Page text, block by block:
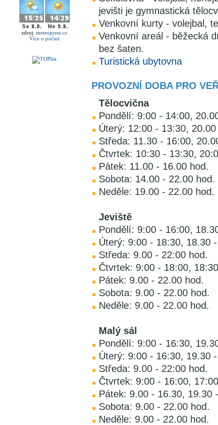
zdroj: meteopress.cz
Více o počasí
jevišti je gymnastická
Venkovní kurty - volejbal,
Venkovní areál - běžecká
bez šaten.
Turistická ubytovna
PROVOZNÍ DOBA PRO
Tělocvična
Pondělí: 9:00 - 14:00,
Úterý: 12:00 - 13:30,
Středa: 11.30 - 16:00,
Čtvrtek: 10:30 - 13:30,
Pátek: 11.00 - 16.00 hod.
Sobota: 14.00 - 22.00 hod.
Neděle: 19.00 - 22.00 hod.
Jeviště
Pondělí: 9:00 - 16:00,
Úterý: 9:00 - 18:30, 18.30
Středa: 9.00 - 22:00 hod.
Čtvrtek: 9:00 - 18:00,
Pátek: 9.00 - 22.00 hod.
Sobota: 9.00 - 22.00 hod.
Neděle: 9.00 - 22.00 hod.
Malý sál
Pondělí: 9:00 - 16:30,
Úterý: 9:00 - 16:30, 19.30
Středa: 9.00 - 22:00 hod.
Čtvrtek: 9:00 - 16:00,
Pátek: 9.00 - 16.30, 19.30
Sobota: 9.00 - 22.00 hod.
Neděle: 9.00 - 22.00 hod.